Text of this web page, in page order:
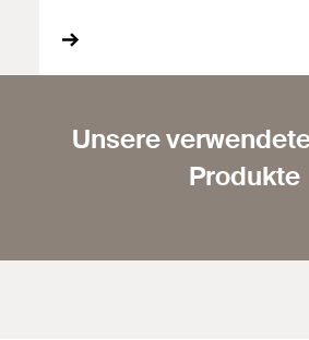
Unsere
Produkte